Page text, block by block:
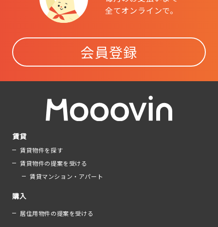
全てオンラインで。
会員登録
賃貸
賃貸物件を探す
賃貸物件の提案を受ける
賃貸マンション・アパート
購入
居住用物件の提案を受ける